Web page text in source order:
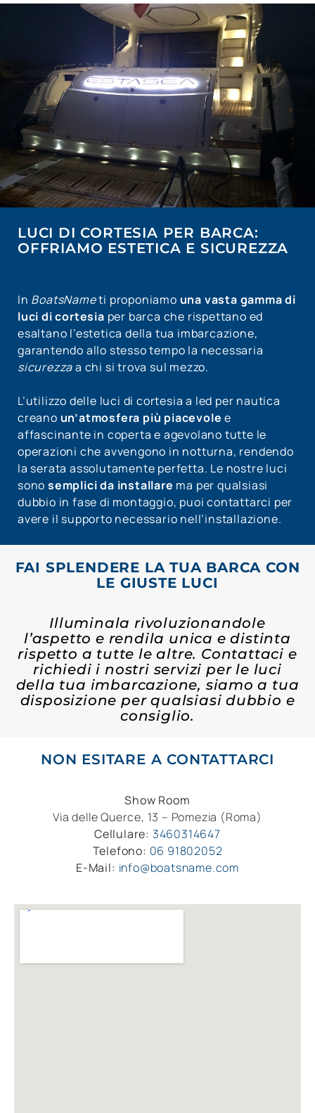
LUCI DI CORTESIA PER BARCA:
OFFRIAMO ESTETICA E SICUREZZA
In BoatsNameti proponiamo una vasta gamma di
luci di cortesia per barca che rispettano ed
esaltano l’estetica della tua imbarcazione,
garantendo allo stesso tempo la necessaria
sicurezzaa chi si trova sul mezzo.
L’utilizzo delle luci di cortesia a led per nautica
creano un’atmosfera più piacevole e
affascinante in coperta e agevolano tutte le
operazioni che avvengono in notturna, rendendo
la serata assolutamente perfetta. Le nostre luci
sono semplici da installare ma per qualsiasi
dubbio in fase di montaggio, puoi contattarci per
avere il supporto necessario nell’installazione.
FAI SPLENDERE LA TUA BARCA CON
LE GIUSTE LUCI
Illuminala rivoluzionandole
l’aspetto e rendila unica e distinta
rispetto a tutte le altre. Contattaci e
richiedi i nostri servizi per le luci
della tua imbarcazione, siamo a tua
disposizione per qualsiasi dubbio e
consiglio.
NON ESITARE A CONTATTARCI
Show Room
Via delle Querce, 13 – Pomezia (Roma)
Cellulare: 3460314647
Telefono: 06 91802052
E-Mail: info@boatsname.com